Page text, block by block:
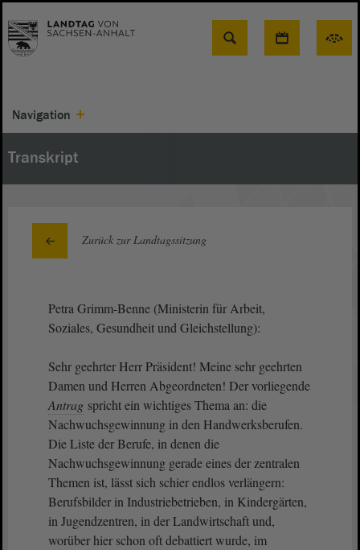
Suche
Navigation
Transkript
Zurück zur Landtagssitzung
Petra Grimm-Benne (Ministerin für Arbeit,
Soziales, Gesundheit und Gleichstellung):
Sehr geehrter Herr Präsident! Meine sehr geehrten
Damen und Herren Abgeordneten! Der vorliegende
Antrag spricht ein wichtiges Thema an: die
Nachwuchsgewinnung in den Handwerksberufen.
Die Liste der Berufe, in denen die
Nachwuchsgewinnung gerade eines der zentralen
Themen ist, lässt sich schier endlos verlängern:
Berufsbilder in Industriebetrieben, in Kindergärten,
in Jugendzentren, in der Landwirtschaft und,
worüber hier schon oft debattiert wurde, im